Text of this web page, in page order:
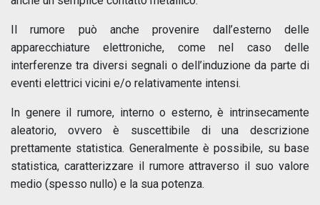
Il rumore può anche provenire dall’esterno delle
apparecchiature elettroniche, come nel caso delle
interferenze tra diversi segnali o dell’induzione da parte di
eventi elettrici vicini e/o relativamente intensi.
In genere il rumore, interno o esterno, è intrinsecamente
aleatorio, ovvero è suscettibile di una descrizione
prettamente statistica. Generalmente è possibile, su base
statistica, caratterizzare il rumore attraverso il suo valore
medio (spesso nullo) e la sua potenza.